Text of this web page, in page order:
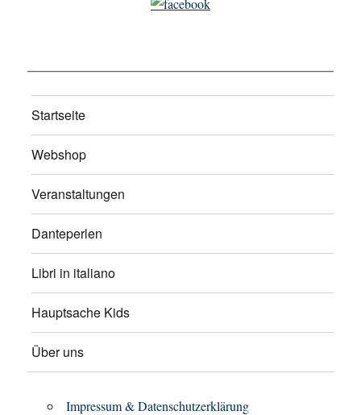
Startseite
Webshop
Veranstaltungen
Danteperlen
Libri in italiano
Hauptsache Kids
Über uns
Impressum & Datenschutzerklärung